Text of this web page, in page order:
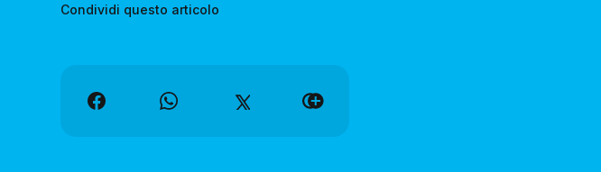
Condividi questo articolo